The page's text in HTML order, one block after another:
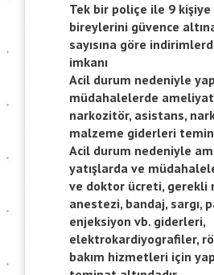
Tek bir poliçe ile 9 kişiye
bireylerini güvence
sayısına göre
imkanı
Acil durum nedeniyle
müdahalelerde
narkozitör, asistans,
malzeme giderleri
Acil durum nedeniyle
yatışlarda ve
ve doktor ücreti, gerekli
anestezi, bandaj, sargı,
enjeksiyon vb. giderleri,
elektrokardiyografiler,
bakım hizmetleri için